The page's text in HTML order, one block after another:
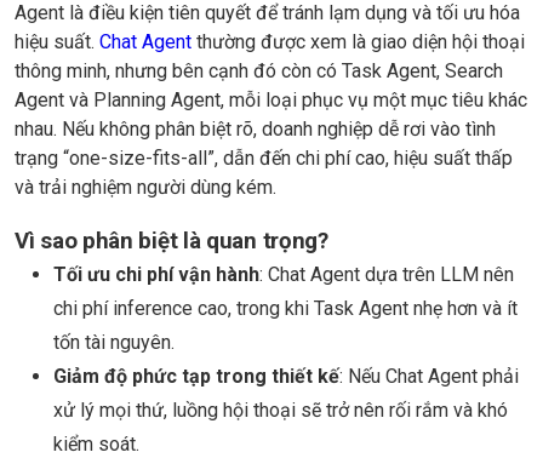
Agent là điều kiện tiên quyết để tránh lạm dụng và tối ưu hóa
hiệu suất. Chat Agent thường được xem là giao diện hội thoại
thông minh, nhưng bên cạnh đó còn có Task Agent, Search
Agent và Planning Agent, mỗi loại phục vụ một mục tiêu khác
nhau. Nếu không phân biệt rõ, doanh nghiệp dễ rơi vào tình
trạng “one-size-fits-all”, dẫn đến chi phí cao, hiệu suất thấp
và trải nghiệm người dùng kém.
Vì sao phân biệt là quan trọng?
Tối ưu chi phí vận hành: Chat Agent dựa trên LLM nên
chi phí inference cao, trong khi Task Agent nhẹ hơn và ít
tốn tài nguyên.
Giảm độ phức tạp trong thiết kế: Nếu Chat Agent phải
xử lý mọi thứ, luồng hội thoại sẽ trở nên rối rắm và khó
kiểm soát.